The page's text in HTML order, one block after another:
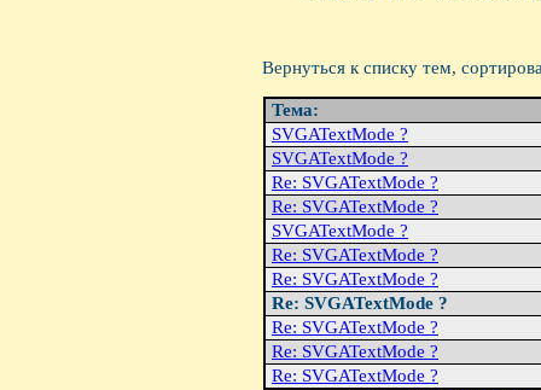
Вернуться к списку тем,
Тема:
SVGATextMode ?
SVGATextMode ?
Re: SVGATextMode ?
Re: SVGATextMode ?
SVGATextMode ?
Re: SVGATextMode ?
Re: SVGATextMode ?
Re: SVGATextMode ?
Re: SVGATextMode ?
Re: SVGATextMode ?
Re: SVGATextMode ?